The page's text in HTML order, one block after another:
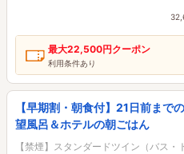
最大22,500円クーポン
利用条件あり
【早期割・朝食付】21日前まで
望風呂＆ホテルの朝ごはん
【禁煙】スタンダードツイン（バス・